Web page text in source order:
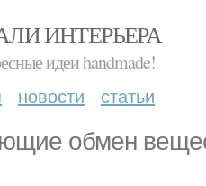
ИНТЕРЬЕРА
идеи handmade!
новости статьи
обмен